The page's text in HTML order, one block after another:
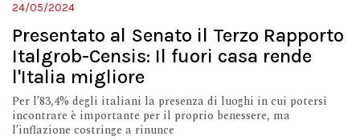
24/05/2024
Presentato al Senato il Terzo Rapporto
Italgrob-Censis: Il fuori casa rende
l'Italia migliore
Per l’83,4% degli italiani la presenza di luoghi in cui potersi
incontrare è importante per il proprio benessere, ma
l’inflazione costringe a rinunce